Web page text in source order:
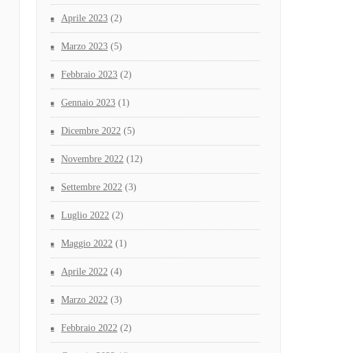
Aprile 2023 (2)
Marzo 2023 (5)
Febbraio 2023 (2)
Gennaio 2023 (1)
Dicembre 2022 (5)
Novembre 2022 (12)
Settembre 2022 (3)
Luglio 2022 (2)
Maggio 2022 (1)
Aprile 2022 (4)
Marzo 2022 (3)
Febbraio 2022 (2)